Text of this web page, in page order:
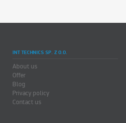
INT TECHNICS SP. Z O.O.
About us
Offer
Blog
Privacy policy
Contact us